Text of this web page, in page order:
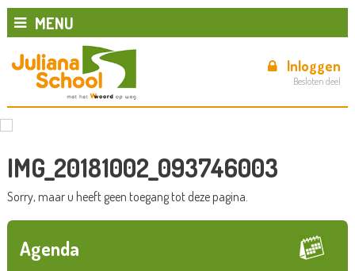
MENU
Inloggen
Besloten deel
IMG_20181002_093746003
Sorry, maar u heeft geen toegang tot deze pagina.
Agenda